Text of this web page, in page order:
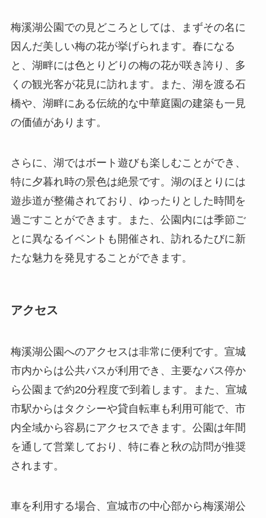
梅溪湖公園での見どころとしては、まずその名に
因んだ美しい梅の花が挙げられます。春になる
と、湖畔には色とりどりの梅の花が咲き誇り、多
くの観光客が花見に訪れます。また、湖を渡る石
橋や、湖畔にある伝統的な中華庭園の建築も一見
の価値があります。
さらに、湖ではボート遊びも楽しむことができ、
特に夕暮れ時の景色は絶景です。湖のほとりには
遊歩道が整備されており、ゆったりとした時間を
過ごすことができます。また、公園内には季節ご
とに異なるイベントも開催され、訪れるたびに新
たな魅力を発見することができます。
アクセス
梅溪湖公園へのアクセスは非常に便利です。宣城
市内からは公共バスが利用でき、主要なバス停か
ら公園まで約20分程度で到着します。また、宣城
市駅からはタクシーや貸自転車も利用可能で、市
内全域から容易にアクセスできます。公園は年間
を通して営業しており、特に春と秋の訪問が推奨
されます。
車を利用する場合、宣城市の中心部から梅溪湖公